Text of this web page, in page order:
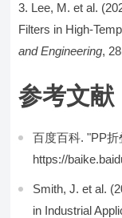
Lee, M. et al.
Filters in High-
and Engineering,
参考文献
百度百科. "PP
https://
Smith, J. et al.
in Industrial